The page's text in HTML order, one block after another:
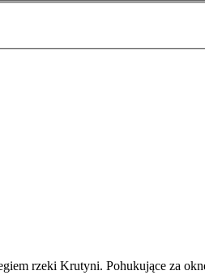
rzeki Krutyni. Pohukujące za